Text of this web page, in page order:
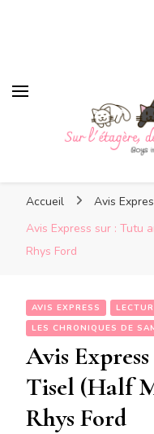
Sur
Accueil
Avis
Avis Express sur : Tutu
Rhys Ford
AVIS EXPRESS
LES CHRONIQUES DE
Avis
Tisel (Half
Rhys Ford